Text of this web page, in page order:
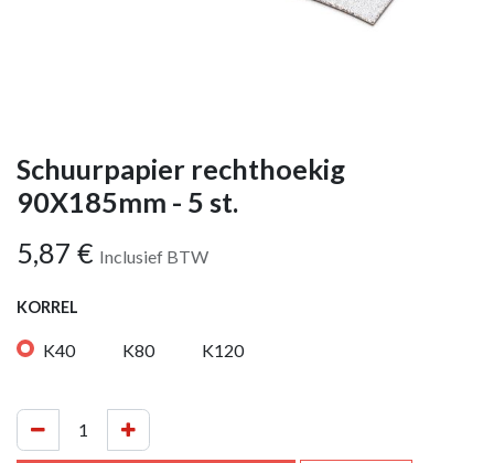
Schuurpapier rechthoekig
90X185mm - 5 st.
5,87 € Inclusief BTW
KORREL
K40 K80 K120